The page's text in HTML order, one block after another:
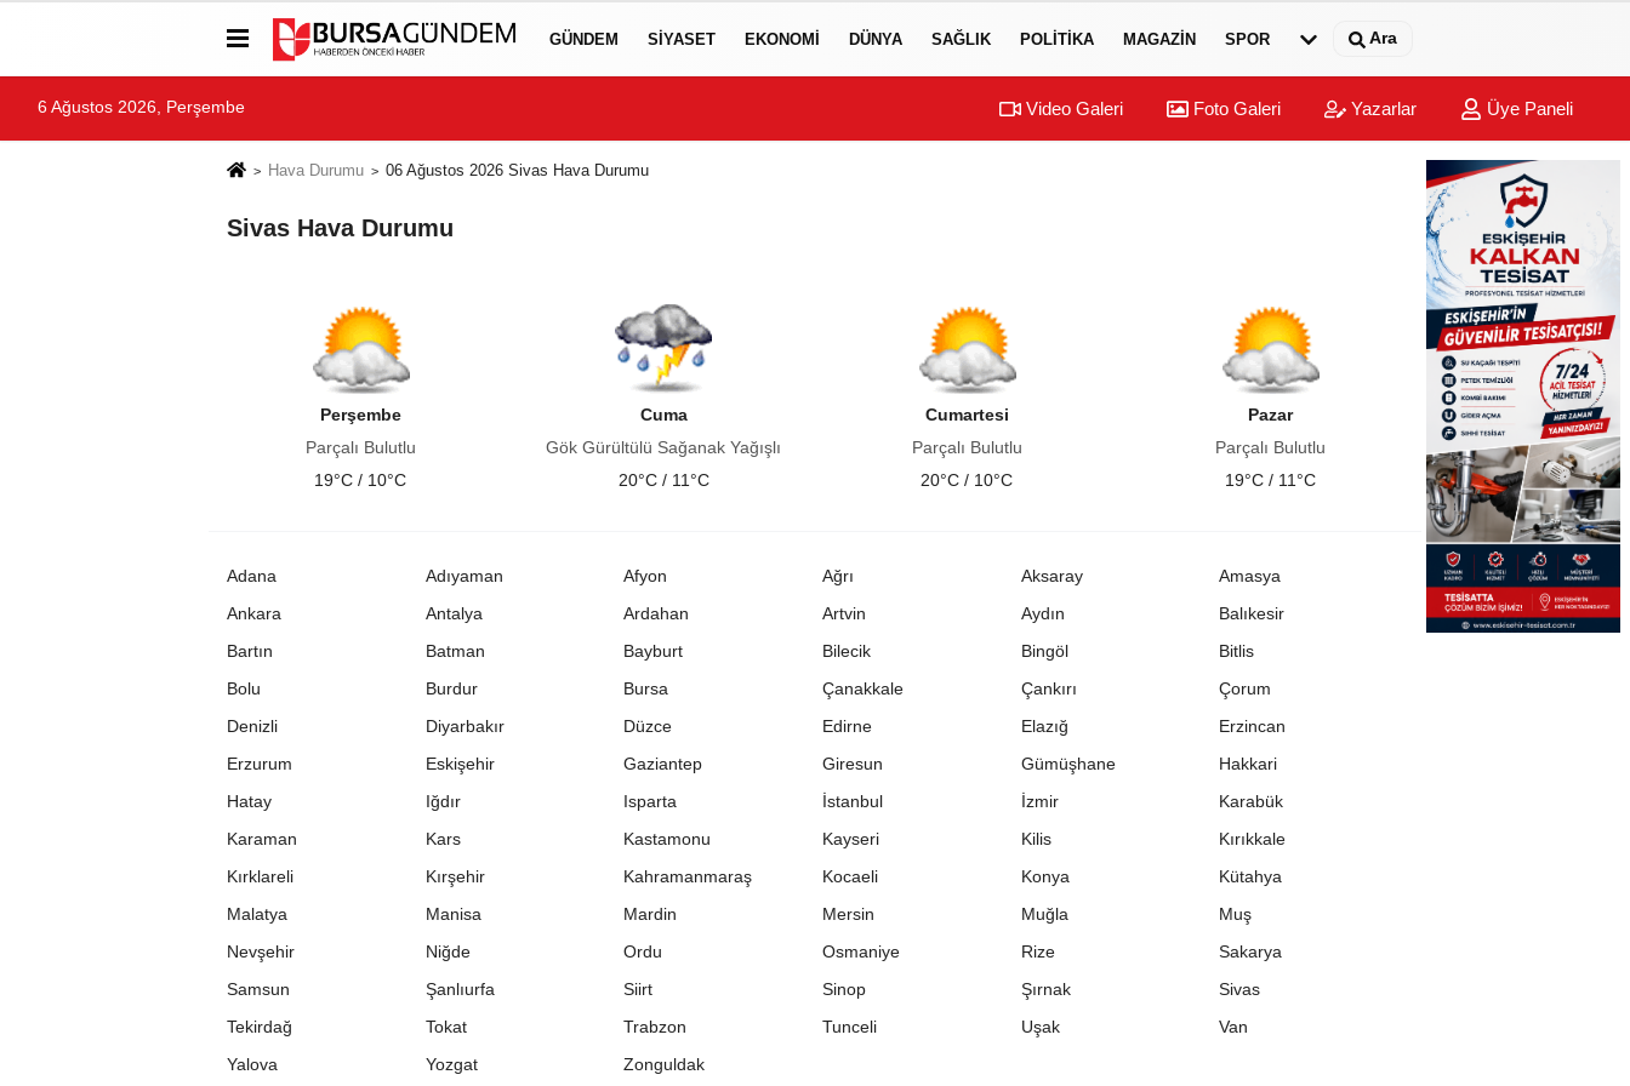
GÜNDEM SIYASET EKONOMI DÜNYA SAĞLIK POLITIKA MAGAZIN SPOR Ara
6 Ağustos 2026, Perşembe Video Galeri Foto Galeri Yazarlar Üye Paneli
Hava Durumu 06 Ağustos 2026 Sivas Hava Durumu
Sivas Hava Durumu
Perşembe
Parçalı Bulutlu
19°C / 10°C
Cuma
Gök Gürültülü Sağanak Yağışlı
20°C / 11°C
Cumartesi
Parçalı Bulutlu
20°C / 10°C
Pazar
Parçalı Bulutlu
19°C / 11°C
Adana Adıyaman Afyon Ağrı Aksaray
Amasya
Ankara
Antalya Ardahan Artvin Aydın
Balıkesir
Bartın
Batman Bayburt Bilecik Bingöl
Bitlis
Bolu
Burdur Bursa Çanakkale Çankırı
Çorum
Denizli
Diyarbakır Düzce Edirne Elazığ
Erzincan
Erzurum
Eskişehir Gaziantep Giresun Gümüşhane
Hakkari
Hatay
Iğdır Isparta İstanbul İzmir
Karabük
Karaman
Kars Kastamonu Kayseri Kilis
Kırıkkale
Kırklareli
Kırşehir Kahramanmaraş Kocaeli Konya
Kütahya
Malatya
Manisa Mardin Mersin Muğla
Muş
Nevşehir
Niğde Ordu Osmaniye Rize
Sakarya
Samsun
Şanlıurfa Siirt Sinop Şırnak
Sivas
Tekirdağ
Tokat Trabzon Tunceli Uşak
Van
Yalova
Yozgat Zonguldak